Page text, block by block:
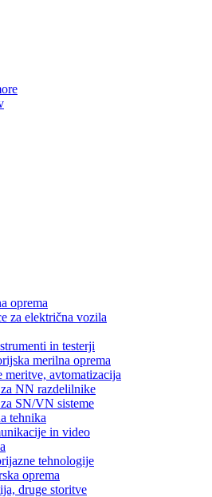
oprema
za električna vozila
in testerji
merilna oprema
meritve, avtomatizacija
NN razdelilnike
SN/VN sisteme
tehnika
in video
tehnologije
oprema
druge storitve